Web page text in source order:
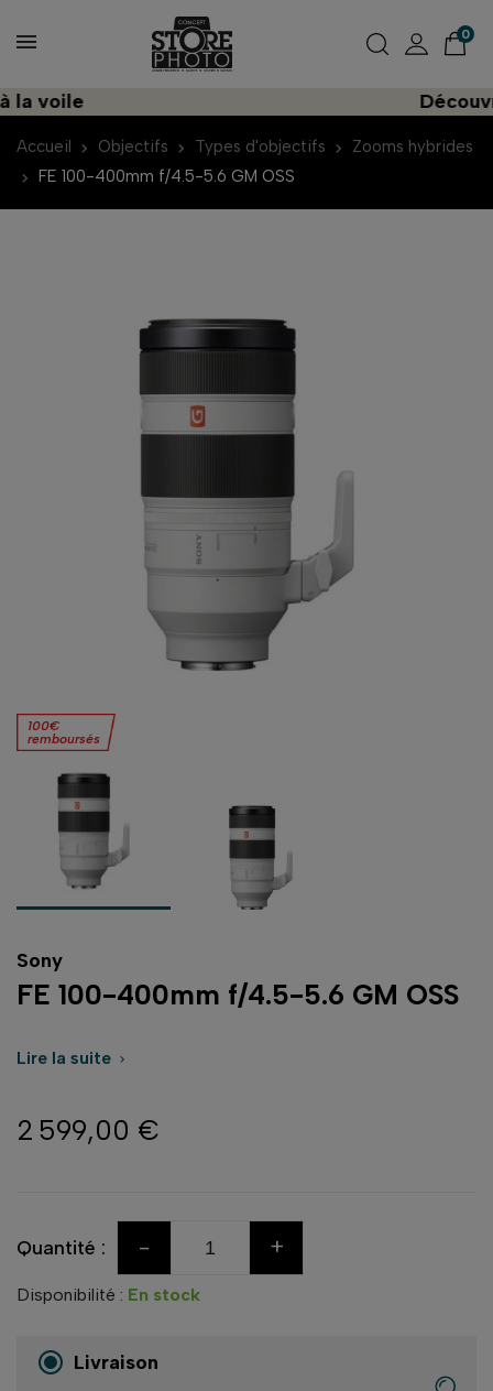
0
Accueil Objectifs Types d'objectifs
Zooms hybrides
FE 100-400mm f/4.5-5.6 GM OSS
100€
remboursés
Sony
FE 100-400mm f/4.5-5.6 GM OSS
Lire la suite 
2 599,00 €
Quantité : - +
Disponibilité : En stock
Livraison